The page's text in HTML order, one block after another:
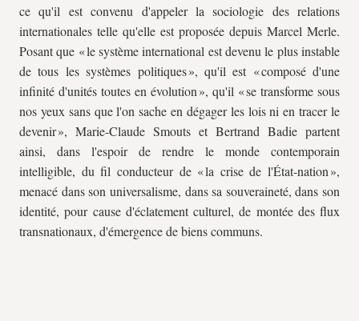
ce qu'il est convenu d'appeler la sociologie des relations
internationales telle qu'elle est proposée depuis Marcel Merle.
Posant que « le système international est devenu le plus instable
de tous les systèmes politiques », qu'il est « composé d'une
infinité d'unités toutes en évolution », qu'il « se transforme sous
nos yeux sans que l'on sache en dégager les lois ni en tracer le
devenir », Marie-Claude Smouts et Bertrand Badie partent
ainsi, dans l'espoir de rendre le monde contemporain
intelligible, du fil conducteur de « la crise de l'État-nation »,
menacé dans son universalisme, dans sa souveraineté, dans son
identité, pour cause d'éclatement culturel, de montée des flux
transnationaux, d'émergence de biens communs.